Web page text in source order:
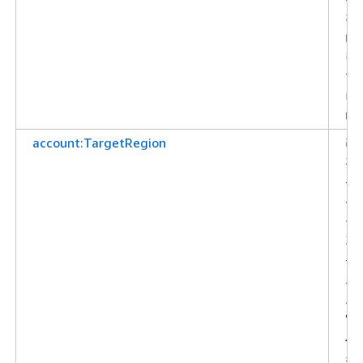
필
터
링
합
니
다.
account:TargetRegion
리
전
목
록
을
기
준
액
세
스